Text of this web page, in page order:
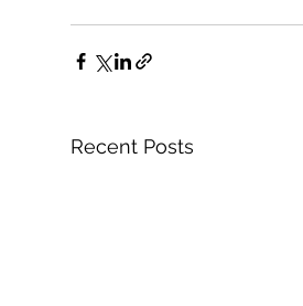
Recent Posts